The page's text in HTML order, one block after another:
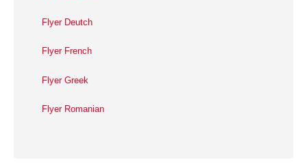
Flyer Deutch
Flyer French
Flyer Greek
Flyer Romanian